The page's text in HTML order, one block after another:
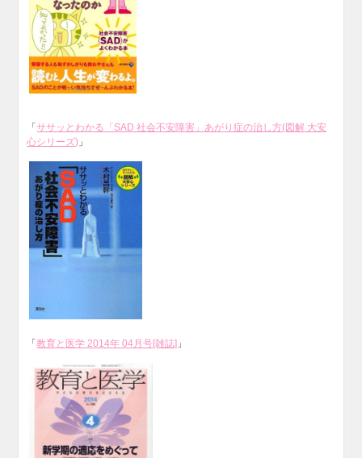
「ササッとわかる「SAD 社会不安障害」あがり症の治し方(図解 大安
心シリーズ) 」
「教育と医学 2014年 04月号[雑誌] 」